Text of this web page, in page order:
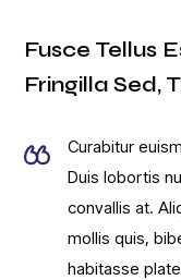
Fusce Tellus
Fringilla Sed,
Curabitur
Duis lobortis
convallis at.
mollis quis,
habitasse